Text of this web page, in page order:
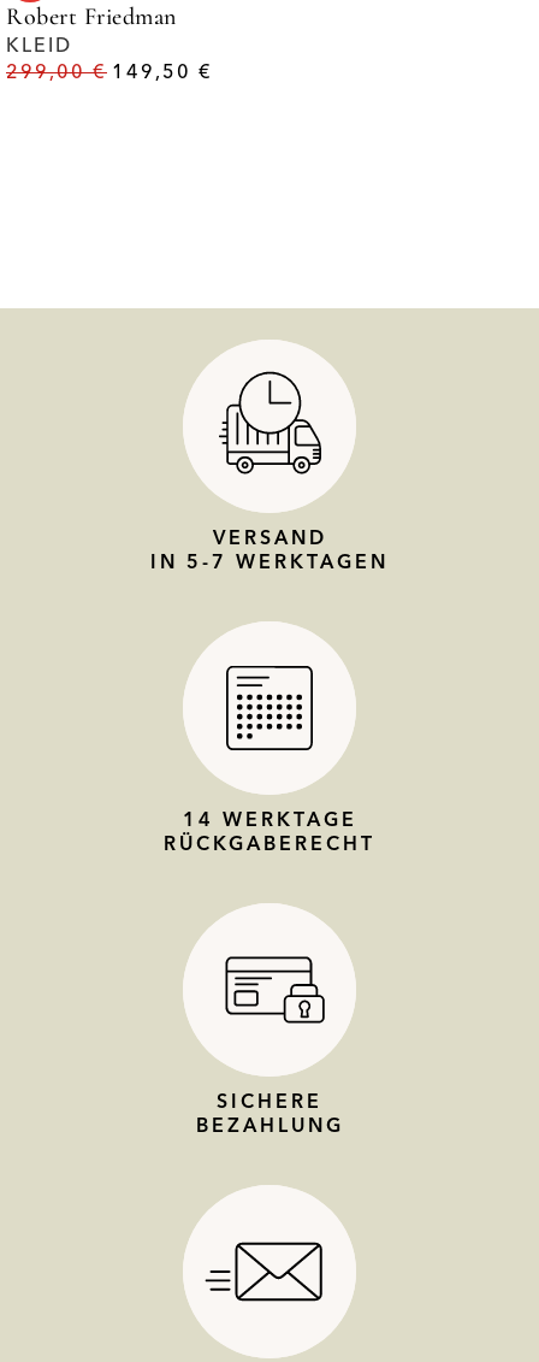
Robert Friedman
KLEID
299,00€ 149,50€
VERSAND
IN 5-7 WERKTAGEN
14 WERKTAGE
RÜCKGABERECHT
SICHERE
BEZAHLUNG